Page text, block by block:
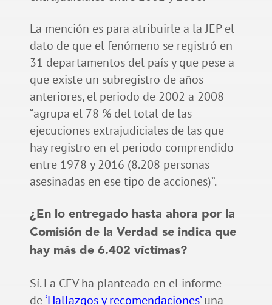
La mención es para atribuirle a la JEP el
dato de que el fenómeno se registró en
31 departamentos del país y que pese a
que existe un subregistro de años
anteriores, el periodo de 2002 a 2008
“agrupa el 78 % del total de las
ejecuciones extrajudiciales de las que
hay registro en el periodo comprendido
entre 1978 y 2016 (8.208 personas
asesinadas en ese tipo de acciones)”.
¿En lo entregado hasta ahora por la
Comisión de la Verdad se indica que
hay más de 6.402 víctimas?
Sí. La CEV ha planteado en el informe
de‘Hallazgos y recomendaciones’una